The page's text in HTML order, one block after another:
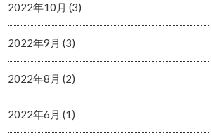
2022年10月 (3)
2022年9月 (3)
2022年8月 (2)
2022年6月 (1)